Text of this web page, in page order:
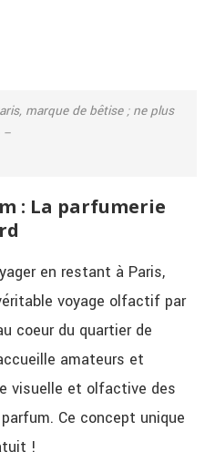
marque de bêtise ; ne plus
–
: La parfumerie
en restant à Paris,
voyage olfactif par
coeur du quartier de
amateurs et
visuelle et olfactive des
Ce concept unique
!